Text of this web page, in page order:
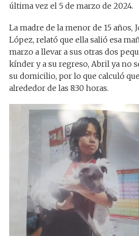
última vez el 5 de marzo de 2024.
La madre de la menor de 15 años,
López, relató que ella salió esa
marzo a llevar a sus otras dos
kínder y a su regreso, Abril ya no
su domicilio, por lo que calculó
alrededor de las 8:30 horas.